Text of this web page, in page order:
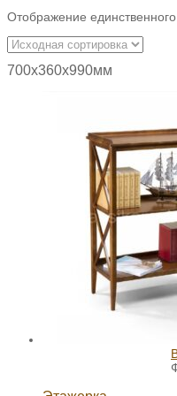
Отображение
700х360х990мм